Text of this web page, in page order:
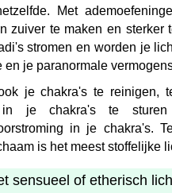
Met
zuiver te maken en sterker
stromen en worden je
en je paranormale
je chakra's te reinigen,
in je chakra's te
in je chakra's.
is het meest stoffelijke
sensueel of etherisch